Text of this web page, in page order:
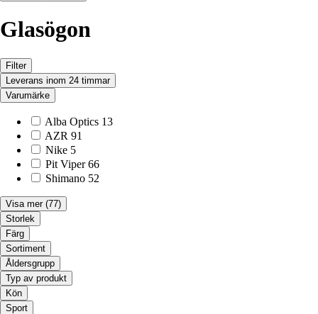
Glasögon
Filter
Leverans inom 24 timmar
Varumärke
Alba Optics 13
AZR 91
Nike 5
Pit Viper 66
Shimano 52
Visa mer (77)
Storlek
Färg
Sortiment
Åldersgrupp
Typ av produkt
Kön
Sport